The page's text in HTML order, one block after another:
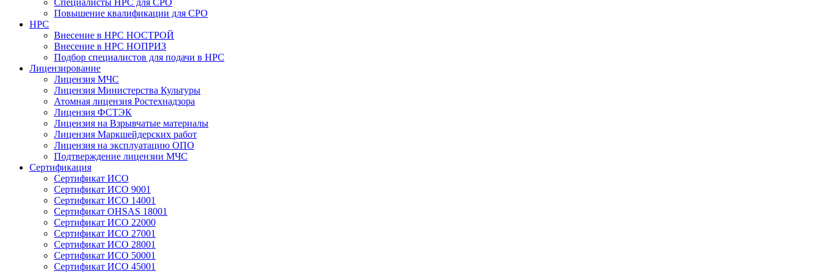
Специалисты НРС для СРО
Повышение квалификации для СРО
НРС
Внесение в НРС НОСТРОЙ
Внесение в НРС НОПРИЗ
Подбор специалистов для подачи в НРС
Лицензирование
Лицензия МЧС
Лицензия Министерства Культуры
Атомная лицензия Ростехнадзора
Лицензия ФСТЭК
Лицензия на Взрывчатые материалы
Лицензия Маркшейдерских работ
Лицензия на эксплуатацию ОПО
Подтверждение лицензии МЧС
Сертификация
Сертификат ИСО
Сертификат ИСО 9001
Сертификат ИСО 14001
Сертификат OHSAS 18001
Сертификат ИСО 22000
Сертификат ИСО 27001
Сертификат ИСО 28001
Сертификат ИСО 50001
Сертификат ИСО 45001